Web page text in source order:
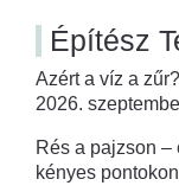
Építész
Azért a víz a
2026.
Rés a pajzson
kényes